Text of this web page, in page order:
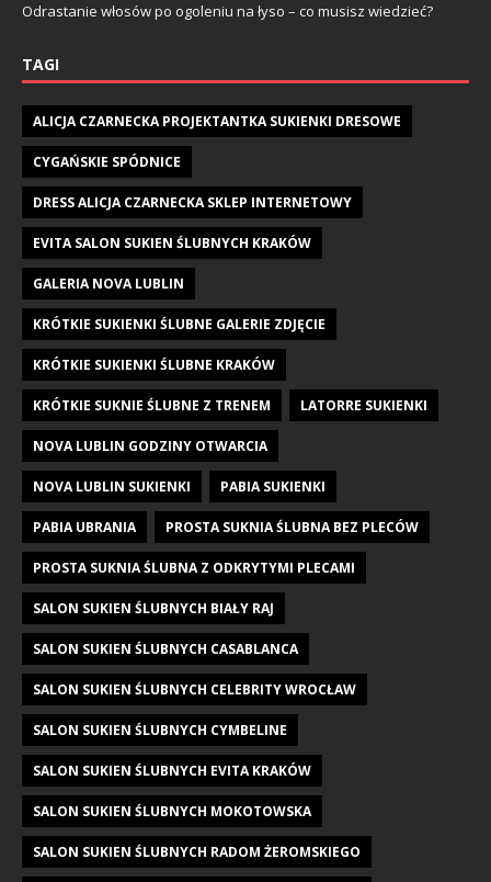
Odrastanie włosów po ogoleniu na łyso – co musisz wiedzieć?
TAGI
ALICJA CZARNECKA PROJEKTANTKA SUKIENKI DRESOWE
CYGAŃSKIE SPÓDNICE
DRESS ALICJA CZARNECKA SKLEP INTERNETOWY
EVITA SALON SUKIEN ŚLUBNYCH KRAKÓW
GALERIA NOVA LUBLIN
KRÓTKIE SUKIENKI ŚLUBNE GALERIE ZDJĘCIE
KRÓTKIE SUKIENKI ŚLUBNE KRAKÓW
KRÓTKIE SUKNIE ŚLUBNE Z TRENEM LATORRE SUKIENKI
NOVA LUBLIN GODZINY OTWARCIA
NOVA LUBLIN SUKIENKI PABIA SUKIENKI
PABIA UBRANIA PROSTA SUKNIA ŚLUBNA BEZ PLECÓW
PROSTA SUKNIA ŚLUBNA Z ODKRYTYMI PLECAMI
SALON SUKIEN ŚLUBNYCH BIAŁY RAJ
SALON SUKIEN ŚLUBNYCH CASABLANCA
SALON SUKIEN ŚLUBNYCH CELEBRITY WROCŁAW
SALON SUKIEN ŚLUBNYCH CYMBELINE
SALON SUKIEN ŚLUBNYCH EVITA KRAKÓW
SALON SUKIEN ŚLUBNYCH MOKOTOWSKA
SALON SUKIEN ŚLUBNYCH RADOM ŻEROMSKIEGO